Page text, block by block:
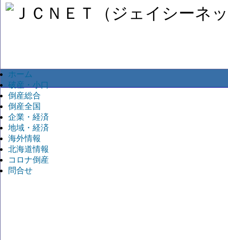
ホーム
破産・小口
倒産総合
倒産全国
企業・経済
地域・経済
海外情報
北海道情報
コロナ倒産
問合せ